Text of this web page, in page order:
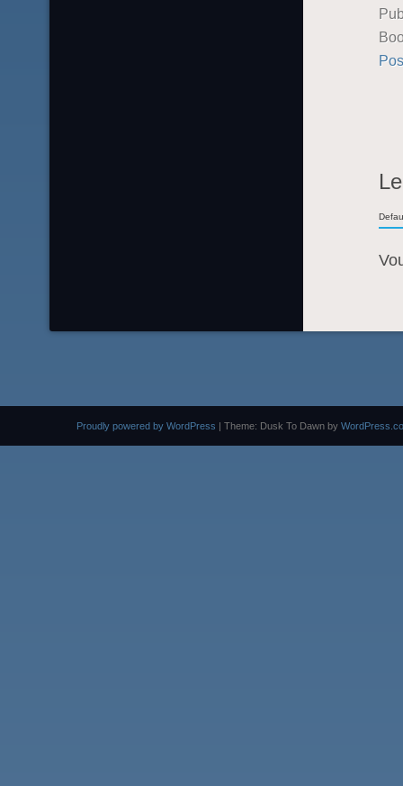
Proudly powered by WordPress Theme: Dusk To Dawn by